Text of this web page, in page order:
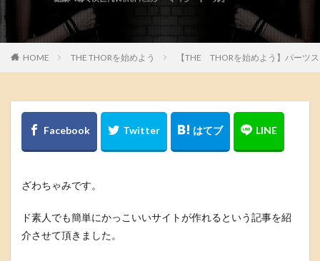
HOME THE THORを始めよう 【THE THORを始めよう】パーツ
ざわちゃみです。
ド素人でも簡単にかっこいいサイトが作れるという記事を紹
介させて頂きました。